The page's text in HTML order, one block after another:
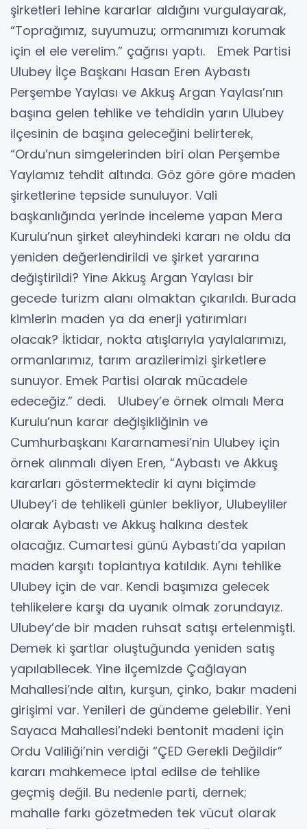
şirketleri lehine kararlar aldığını vurgulayarak,
“Toprağımız, suyumuzu; ormanımızı korumak
için el ele verelim.” çağrısı yaptı. Emek Partisi
Ulubey İlçe Başkanı Hasan Eren Aybastı
Perşembe Yaylası ve Akkuş Argan Yaylası’nın
başına gelen tehlike ve tehdidin yarın Ulubey
ilçesinin de başına geleceğini belirterek,
“Ordu’nun simgelerinden biri olan Perşembe
Yaylamız tehdit altında. Göz göre göre maden
şirketlerine tepside sunuluyor. Vali
başkanlığında yerinde inceleme yapan Mera
Kurulu’nun şirket aleyhindeki kararı ne oldu da
yeniden değerlendirildi ve şirket yararına
değiştirildi? Yine Akkuş Argan Yaylası bir
gecede turizm alanı olmaktan çıkarıldı. Burada
kimlerin maden ya da enerji yatırımları
olacak? İktidar, nokta atışlarıyla yaylalarımızı,
ormanlarımız, tarım arazilerimizi şirketlere
sunuyor. Emek Partisi olarak mücadele
edeceğiz.” dedi. Ulubey’e örnek olmalı Mera
Kurulu’nun karar değişikliğinin ve
Cumhurbaşkanı Kararnamesi’nin Ulubey için
örnek alınmalı diyen Eren, “Aybastı ve Akkuş
kararları göstermektedir ki aynı biçimde
Ulubey’i de tehlikeli günler bekliyor, Ulubeyliler
olarak Aybastı ve Akkuş halkına destek
olacağız. Cumartesi günü Aybastı’da yapılan
maden karşıtı toplantıya katıldık. Aynı tehlike
Ulubey için de var. Kendi başımıza gelecek
tehlikelere karşı da uyanık olmak zorundayız.
Ulubey’de bir maden ruhsat satışı ertelenmişti.
Demek ki şartlar oluştuğunda yeniden satış
yapılabilecek. Yine ilçemizde Çağlayan
Mahallesi’nde altın, kurşun, çinko, bakır madeni
girişimi var. Yenileri de gündeme gelebilir. Yeni
Sayaca Mahallesi’ndeki bentonit madeni için
Ordu Valiliği’nin verdiği “ÇED Gerekli Değildir”
kararı mahkemece iptal edilse de tehlike
geçmiş değil. Bu nedenle parti, dernek;
mahalle farkı gözetmeden tek vücut olarak